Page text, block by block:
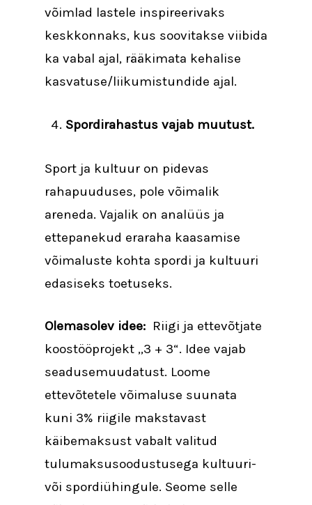
võimlad lastele inspireerivaks
keskkonnaks, kus soovitakse viibida
ka vabal ajal, rääkimata kehalise
kasvatuse/liikumistundide ajal.
Spordirahastus vajab muutust.
Sport ja kultuur on pidevas
rahapuuduses, pole võimalik
areneda. Vajalik on analüüs ja
ettepanekud eraraha kaasamise
võimaluste kohta spordi ja kultuuri
edasiseks toetuseks.
Olemasolev idee: Riigi ja ettevõtjate
koostööprojekt „3 + 3“. Idee vajab
seadusemuudatust. Loome
ettevõtetele võimaluse suunata
kuni 3% riigile makstavast
käibemaksust vabalt valitud
tulumaksusoodustusega kultuuri-
või spordiühingule. Seome selle